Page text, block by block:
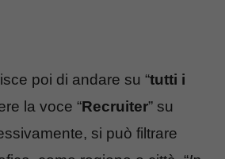
poi di andare su “tutti i
la voce “Recruiter” su
si può filtrare